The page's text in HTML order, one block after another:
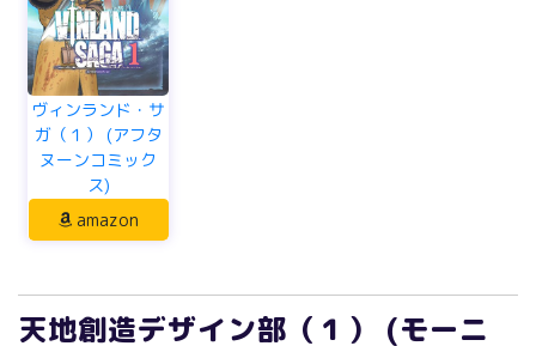
ヴィンランド・サ
ガ（１） (アフタ
ヌーンコミック
ス)
amazon
天地創造デザイン部（１） (モーニ